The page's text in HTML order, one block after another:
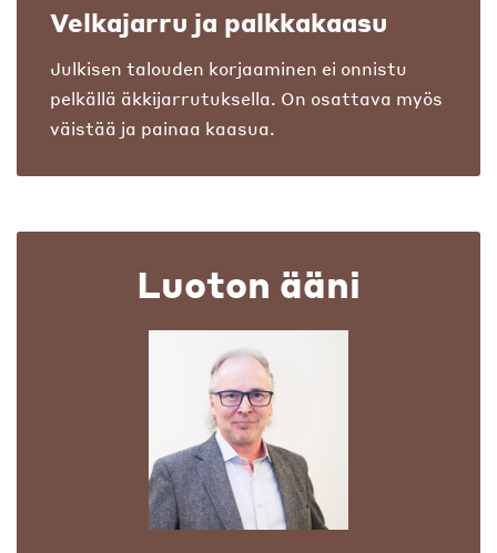
Velkajarru ja palkkakaasu
Julkisen talouden korjaaminen ei onnistu
pelkällä äkkijarrutuksella. On osattava myös
väistää ja painaa kaasua.
Luoton ääni